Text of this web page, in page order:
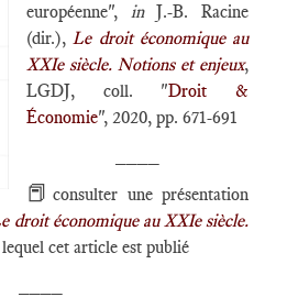
européenne", inJ.-B. Racine
(dir.),Le droit économique au
XXIe siècle. Notions et enjeux,
LGDJ, coll. "Droit &
Économie", 2020, pp. 671-691
📕consulter une présentation
droit économique au XXIe siècle.
cet article est publié